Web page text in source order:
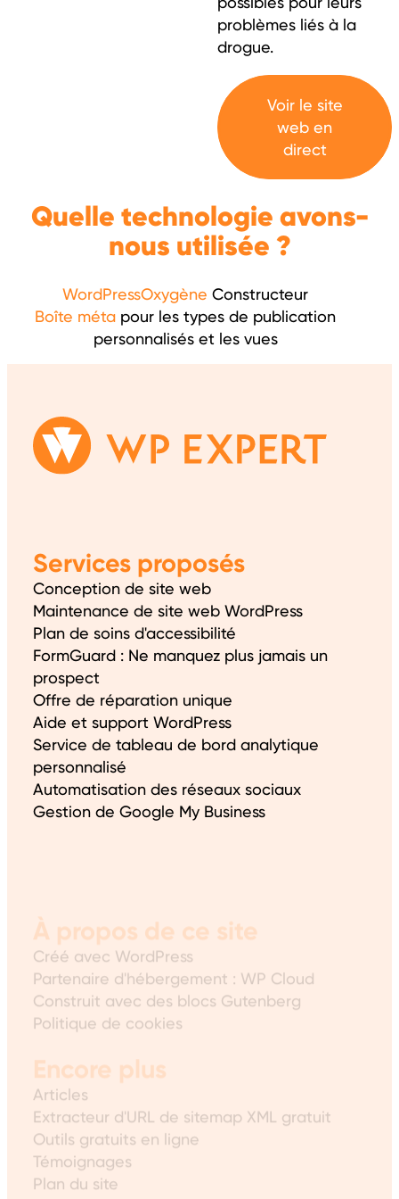
problèmes liés à la
drogue.
Voir le site
web en
direct
Quelle technologie avons-
nous utilisée ?
WordPressOxygène Constructeur
Boîte méta pour les types de publication
personnalisés et les vues
Services proposés
Conception de site web
Maintenance de site web WordPress
Plan de soins d'accessibilité
FormGuard : Ne manquez plus jamais un
prospect
Offre de réparation unique
Aide et support WordPress
Service de tableau de bord analytique
personnalisé
Automatisation des réseaux sociaux
Gestion de Google My Business
À propos de ce site
Créé avec WordPress
Partenaire d'hébergement : WP Cloud
Construit avec des blocs Gutenberg
Politique de cookies
Articles
Extracteur d'URL de sitemap XML gratuit
Outils gratuits en ligne
Témoignages
Plan du site